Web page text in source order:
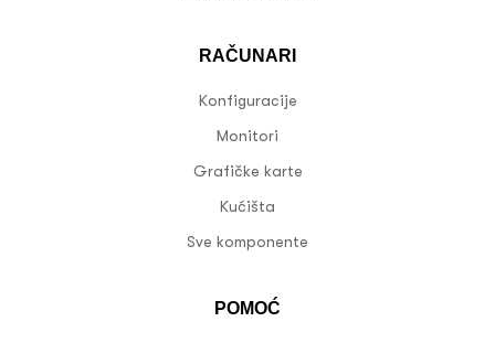
RAČUNARI
Konfiguracije
Monitori
Grafičke karte
Kućišta
Sve komponente
POMOĆ